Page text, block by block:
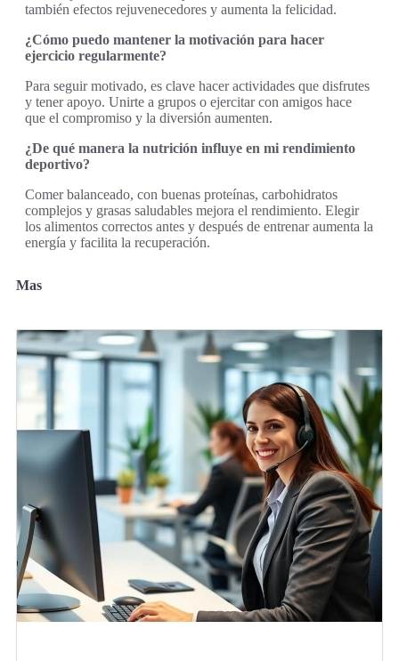
también efectos rejuvenecedores y aumenta la felicidad.
¿Cómo puedo mantener la motivación para hacer
ejercicio regularmente?
Para seguir motivado, es clave hacer actividades que disfrutes
y tener apoyo. Unirte a grupos o ejercitar con amigos hace
que el compromiso y la diversión aumenten.
¿De qué manera la nutrición influye en mi rendimiento
deportivo?
Comer balanceado, con buenas proteínas, carbohidratos
complejos y grasas saludables mejora el rendimiento. Elegir
los alimentos correctos antes y después de entrenar aumenta la
energía y facilita la recuperación.
Mas